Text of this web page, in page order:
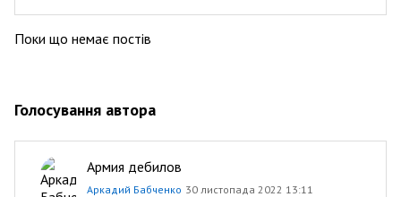
Поки що немає постів
Голосування автора
Армия дебилов
Аркадий Бабченко 30 листопада 2022 13:11